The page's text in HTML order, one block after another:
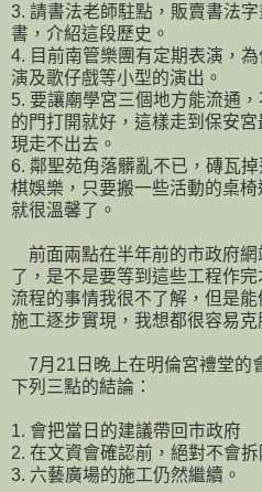
3. 請書法老師駐點，販賣書法
書，介紹這段歷史。
4. 目前南管樂團有定期表演，
演及歌仔戲等小型的演出。
5. 要讓廟學宮三個地方能流通
的門打開就好，這樣走到保安
現走不出去。
6. 鄰聖苑角落髒亂不已，磚瓦
棋娛樂，只要搬一些活動的桌
就很溫馨了。
前面兩點在半年前的市政府網
了，是不是要等到這些工程作
流程的事情我很不了解，但是
施工逐步實現，我想都很容易克
7月21日晚上在明倫宮禮堂的
下列三點的結論：
1. 會把當日的建議帶回市政府
2. 在文資會確認前，絕對不會拆
3. 六藝廣場的施工仍然繼續。